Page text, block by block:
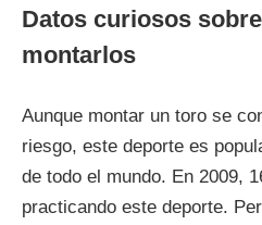
Datos curiosos
montarlos
Aunque montar un toro se
riesgo, este deporte es
de todo el mundo. En 2009,
practicando este deporte.